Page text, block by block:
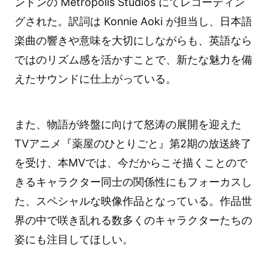
グされた。訳詞は Konnie Aoki が担当し、日本語
楽曲の響きや意味を大切にしながらも、英語なら
ではのリズム感を活かすことで、新たな魅力を備
えたサウンドに仕上がっている。
また、物語が終盤に向けて怒涛の展開を迎えた
TVアニメ『薬屋のひとりごと』第2期の放送終了
を受け、本MVでは、今だからこそ描くことので
きるキャラクター同士の関係性にもフォーカスし
た、スペシャルな映像作品となっている。作品世
界の中で咲き乱れる数多くのキャラクターたちの
姿にも注目してほしい。